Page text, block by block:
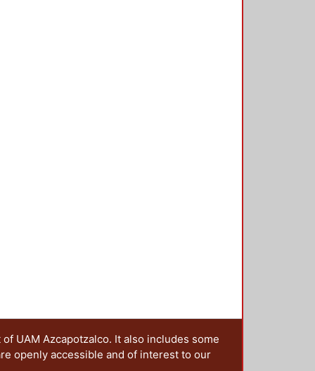
UAM Azcapotzalco. It also includes some
openly accessible and of interest to our